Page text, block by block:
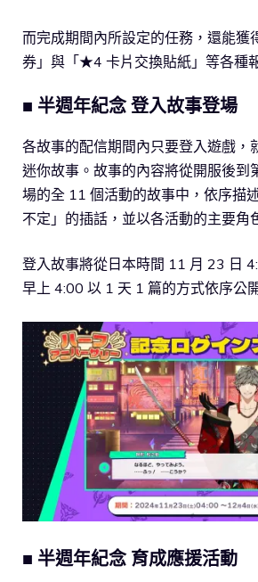
而完成期間內所設定的任務，還能獲
券」與「★4 卡片交換貼紙」等各種
■ 半週年紀念 登入故事登場
各故事的配信期間內只要登入遊戲，
迷你故事。故事的內容將從開服後到
場的全 11 個活動的故事中，依序描
不定」的插話，並以各活動的主要角
登入故事將從日本時間 11 月 23 日
早上 4:00 以 1 天 1 篇的方式依序公
■ 半週年紀念 育成應援活動